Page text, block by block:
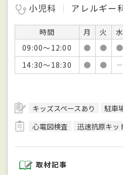
小児科
アレルギー
時間 月 火 水
09:00～12:00
● ● ●
14:30～18:30
● ● －
キッズスペースあり 駐車
心電図検査
迅速抗原キッ
取材記事